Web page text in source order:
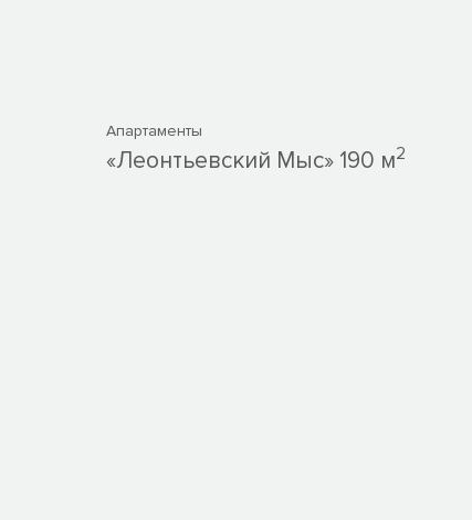
Апартаменты
«Леонтьевский Мыс» 190 м2